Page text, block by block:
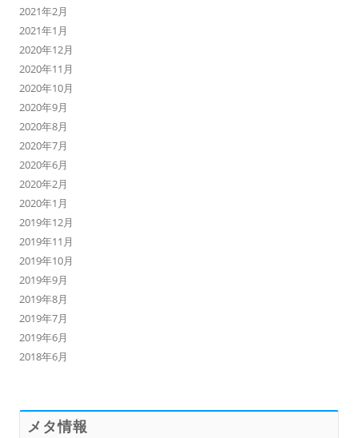
2021年2月
2021年1月
2020年12月
2020年11月
2020年10月
2020年9月
2020年8月
2020年7月
2020年6月
2020年2月
2020年1月
2019年12月
2019年11月
2019年10月
2019年9月
2019年8月
2019年7月
2019年6月
2018年6月
メタ情報